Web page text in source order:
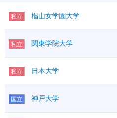
私立 椙山女学園大学
私立 関東学院大学
私立 日本大学
国立 神戸大学